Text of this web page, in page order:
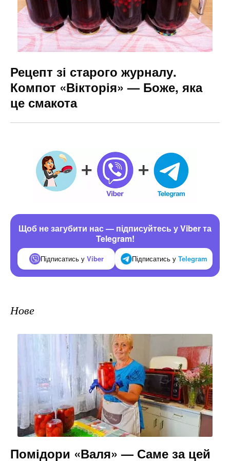
Рецепт зі старого журналу.
Компот «Вікторія» — Боже, яка
це смакота
Щоб не загубити нас — підписуйтесь у Viber та
Telegram!
Підписатись у Viber Підписатись у Telegram
Нове
Помідори «Валя» — Саме за цей